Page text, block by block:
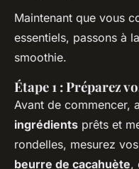
Maintenant que vous
essentiels, passons à la
smoothie.
Étape 1 : Préparez
Avant de commencer,
ingrédients prêts et
rondelles, mesurez vos
beurre de cacahuète,